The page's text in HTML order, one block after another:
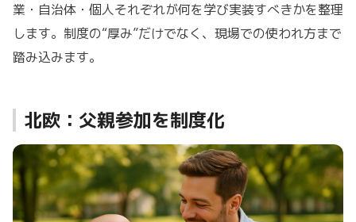
業・自治体・個人それぞれが何を学び実装すべきかを整理
します。制度の“厚み”だけでなく、現場での使われ方まで
踏み込みます。
北欧：父親参加を制度化